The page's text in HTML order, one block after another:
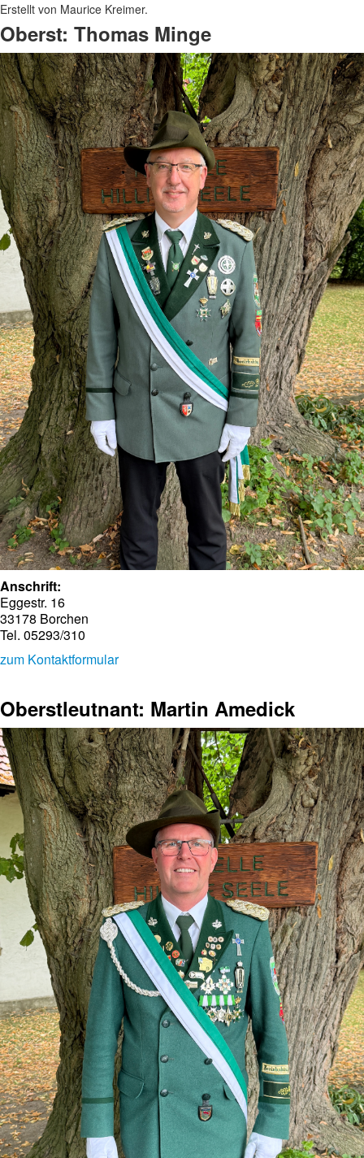
Erstellt von Maurice Kreimer.
Oberst: Thomas Minge
Anschrift:
Eggestr. 16
33178 Borchen
Tel. 05293/310
zum Kontaktformular
Oberstleutnant: Martin Amedick